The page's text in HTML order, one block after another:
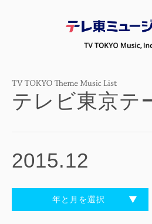
テレビ東京テ
2015.12
年と月を選択